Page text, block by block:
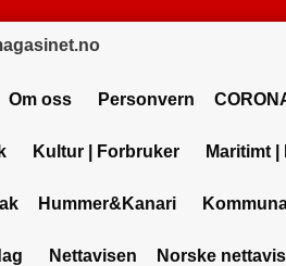
Om oss Personvern
Kultur | Forbruker Maritimt
Hummer&Kanari
Nettavisen Norske